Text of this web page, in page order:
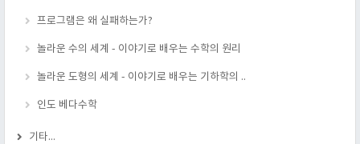
프로그램은 왜 실패하는가?
놀라운 수의 세계 - 이야기로 배우는 수학의 원리
놀라운 도형의 세계 - 이야기로 배우는 기하학의 ..
인도 베다수학
기타...